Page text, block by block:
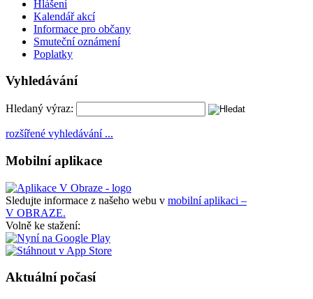
Hlášení
Kalendář akcí
Informace pro občany
Smuteční oznámení
Poplatky
Vyhledávání
Hledaný výraz:
rozšířené vyhledávání ...
Mobilní aplikace
Sledujte informace z našeho webu v mobilní aplikaci –
V OBRAZE.
Volně ke stažení:
Aktuální počasí